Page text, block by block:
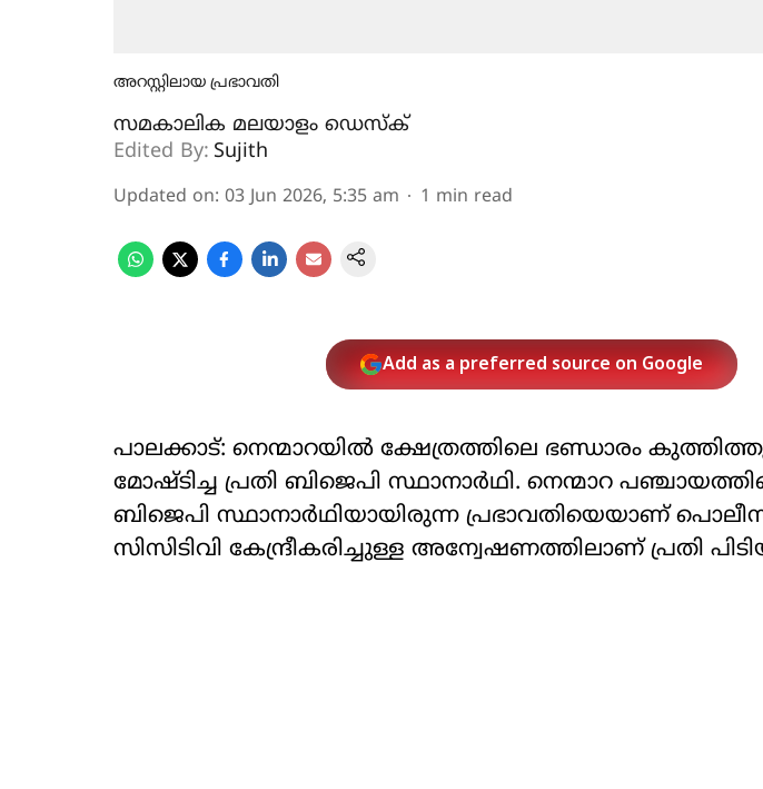
അറസ്റ്റിലായ പ്രഭാവതി
സമകാലിക മലയാളം ഡെസ്ക്
Edited By: Sujith
Updated on: 03 Jun 2026, 5:35 am 1 min read
Add as a preferred source on Google
പാലക്കാട്: നെന്മാറയില്‍ ക്ഷേത്രത്തിലെ ഭണ്ഡാരം
മോഷ്ടിച്ച പ്രതി ബിജെപി സ്ഥാനാര്‍ഥി. നെന്മാറ
ബിജെപി സ്ഥാനാര്‍ഥിയായിരുന്ന പ്രഭാവതിയെയാണ്
സിസിടിവി കേന്ദ്രീകരിച്ചുള്ള അന്വേഷണത്തിലാണ് പ്രതി